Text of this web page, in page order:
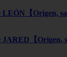
【Origen,
【Origen,